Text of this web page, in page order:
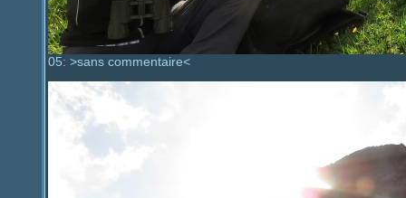
05: >sans commentaire<